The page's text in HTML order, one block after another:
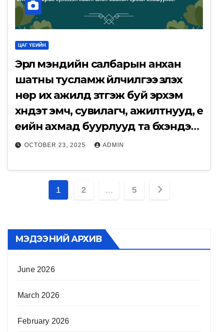
ЦАГ ҮЕИЙН
Эрүүл мэндийн салбарын анхан
шатны тусламж үйлчилгээ үзүүлэх
нөр их ажилд зүтгэж буй эрхэм
хүндэт эмч, сувилагч, ажилтнууд, үе
үеийн ахмад буурлууд та бүхэндээ
“Өрхийн эрүүл мэндийн төв үүсэж
баяр”-ын мэнд хүргэе.
OCTOBER 23, 2025 ADMIN
Posts
1 2 … 5
МЭДЭЭНИЙ АРХИВ
June 2026
March 2026
February 2026